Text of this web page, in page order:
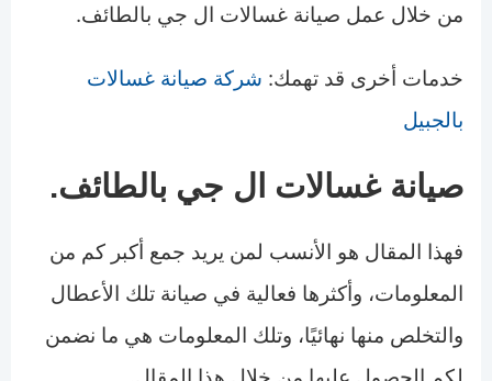
من خلال عمل صيانة غسالات ال جي بالطائف.
خدمات أخرى قد تهمك: شركة صيانة غسالات
بالجبيل
صيانة غسالات ال جي بالطائف.
فهذا المقال هو الأنسب لمن يريد جمع أكبر كم من
المعلومات، وأكثرها فعالية في صيانة تلك الأعطال
والتخلص منها نهائيًا، وتلك المعلومات هي ما نضمن